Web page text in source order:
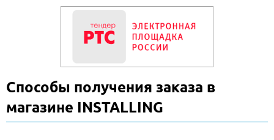
Способы получения заказа в
магазине INSTALLING